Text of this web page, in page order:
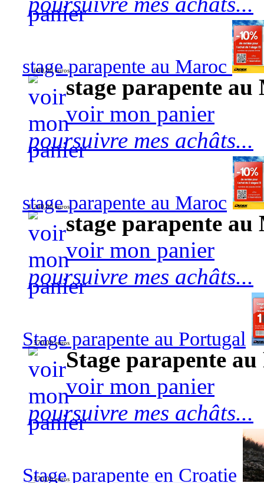
stage parapente au Maroc
690,00 euros
stage parapente
voir mon panier
poursuivre mes achâts...
stage parapente au Maroc
1 240,00 euros
stage parapente au
voir mon panier
poursuivre mes achâts...
Stage parapente au Portugal
570,00 euros
Stage parapente
voir mon panier
poursuivre mes achâts...
Stage parapente en Croatie
570,00 euros